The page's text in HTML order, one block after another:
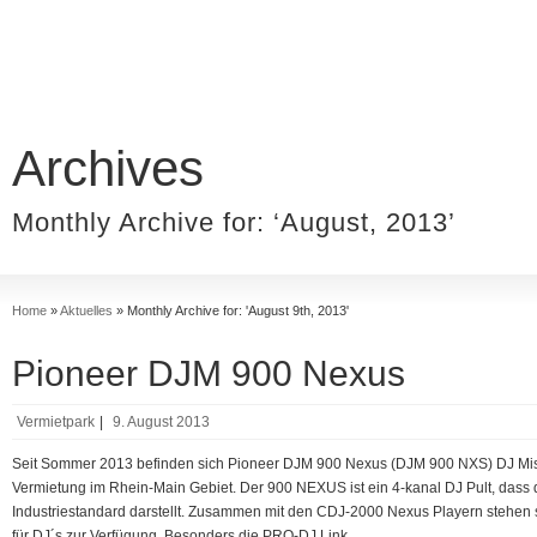
Archives
Monthly Archive for: ‘August, 2013’
Home »Aktuelles » Monthly Archive for: 'August 9th, 2013'
Pioneer DJM 900 Nexus
Vermietpark 9. August 2013
Seit Sommer 2013 befinden sich Pioneer DJM 900 Nexus (DJM 900 NXS) DJ
Vermietung im Rhein-Main Gebiet. Der 900 NEXUS ist ein 4-kanal DJ Pult, dass
Industriestandard darstellt. Zusammen mit den CDJ-2000 Nexus Playern